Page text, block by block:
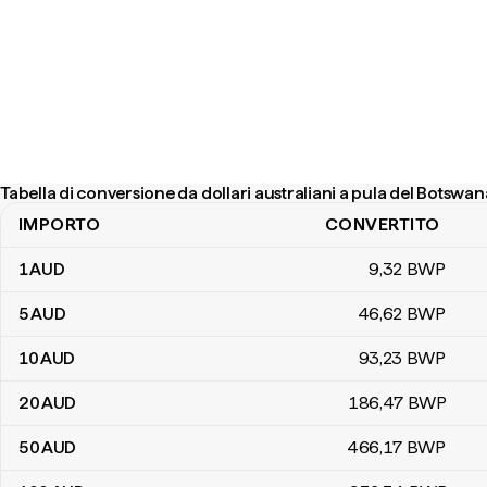
Tabella di conversione da dollari australiani a pula del
Tabella di conversione da dollari australiani a pula del Botswana
IMPORTO CONVERTITO
1AUD 9,32 BWP
5AUD 46,62 BWP
10AUD 93,23 BWP
20AUD 186,47 BWP
50AUD 466,17 BWP